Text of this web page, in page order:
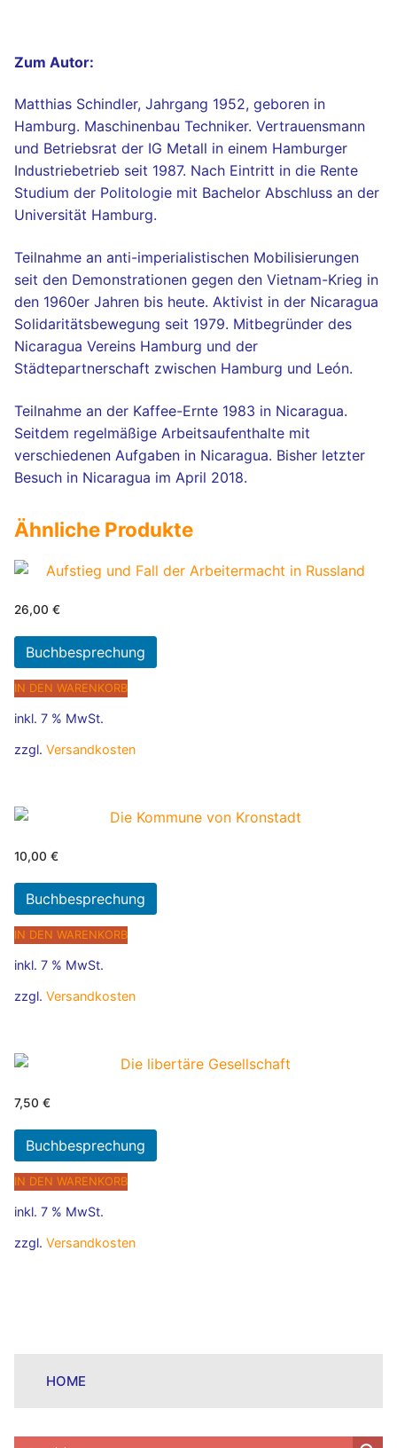
Zum Autor:
Matthias Schindler, Jahrgang 1952, geboren in
Hamburg. Maschinenbau Techniker. Vertrauensmann
und Betriebsrat der IG Metall in einem Hamburger
Industriebetrieb seit 1987. Nach Eintritt in die Rente
Studium der Politologie mit Bachelor Abschluss an der
Universität Hamburg.
Teilnahme an anti-imperialistischen Mobilisierungen
seit den Demonstrationen gegen den Vietnam-Krieg in
den 1960er Jahren bis heute. Aktivist in der Nicaragua
Solidaritätsbewegung seit 1979. Mitbegründer des
Nicaragua Vereins Hamburg und der
Städtepartnerschaft zwischen Hamburg und León.
Teilnahme an der Kaffee-Ernte 1983 in Nicaragua.
Seitdem regelmäßige Arbeitsaufenthalte mit
verschiedenen Aufgaben in Nicaragua. Bisher letzter
Besuch in Nicaragua im April 2018.
Ähnliche Produkte
26,00 €
Buchbesprechung
IN DEN WARENKORB
inkl. 7 % MwSt.
zzgl. Versandkosten
10,00 €
Buchbesprechung
IN DEN WARENKORB
inkl. 7 % MwSt.
zzgl. Versandkosten
7,50 €
Buchbesprechung
IN DEN WARENKORB
inkl. 7 % MwSt.
zzgl. Versandkosten
HOME